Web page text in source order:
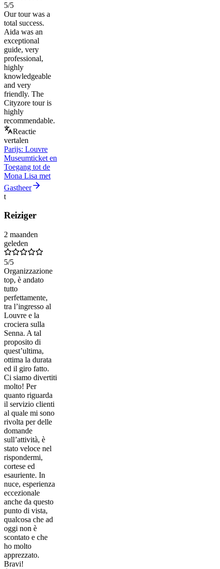
5/5
Our tour was a
total success.
Aida was an
exceptional
guide, very
professional,
highly
knowledgeable
and very
friendly. The
Cityzore tour is
highly
recommendable.
Reactie
vertalen
Parijs: Louvre
Museumticket en
Toegang tot de
Mona Lisa met
Gastheer
t
Reiziger
2 maanden
geleden
5/5
Organizzazione
top, è andato
tutto
perfettamente,
tra l’ingresso al
Louvre e la
crociera sulla
Senna. A tal
proposito di
quest’ultima,
ottima la durata
ed il giro fatto.
Ci siamo divertiti
molto! Per
quanto riguarda
il servizio clienti
al quale mi sono
rivolta per delle
domande
sull’attività, è
stato veloce nel
rispondermi,
cortese ed
esauriente. In
nuce, esperienza
eccezionale
anche da questo
punto di vista,
qualcosa che ad
oggi non è
scontato e che
ho molto
apprezzato.
Bravi!